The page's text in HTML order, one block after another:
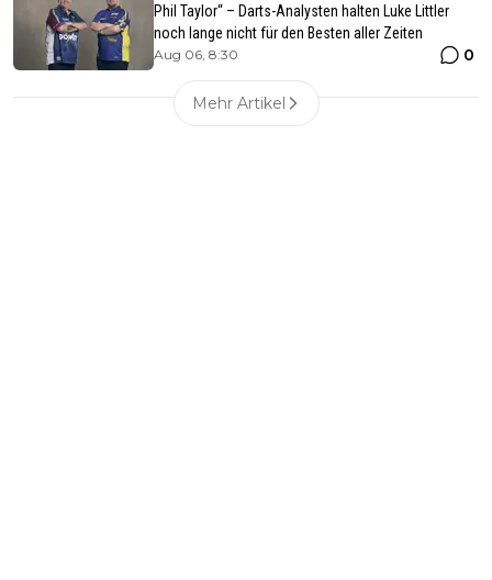
Phil Taylor“ – Darts-Analysten halten Luke Littler
noch lange nicht für den Besten aller Zeiten
Aug 06, 8:30 0
Mehr Artikel